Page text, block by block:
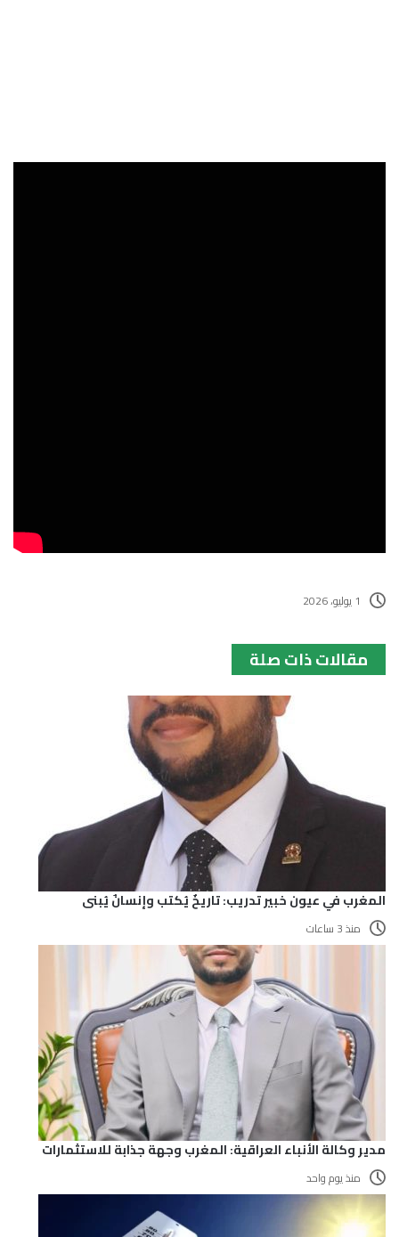
1 يوليو، 2026
مقالات ذات صلة
المغرب في عيون خبير تدريب: تاريخٌ يُكتب وإنسانٌ يُبنى
منذ 3 ساعات
مدير وكالة الأنباء العراقية: المغرب وجهة جذابة للاستثمارات
منذ يوم واحد